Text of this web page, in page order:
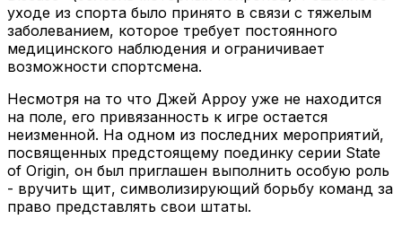
уходе из спорта было принято в связи с тяжелым
заболеванием, которое требует постоянного
медицинского наблюдения и ограничивает
возможности спортсмена.
Несмотря на то что Джей Арроу уже не находится
на поле, его привязанность к игре остается
неизменной. На одном из последних мероприятий,
посвященных предстоящему поединку серии State
of Origin, он был приглашен выполнить особую роль
- вручить щит, символизирующий борьбу команд за
право представлять свои штаты.